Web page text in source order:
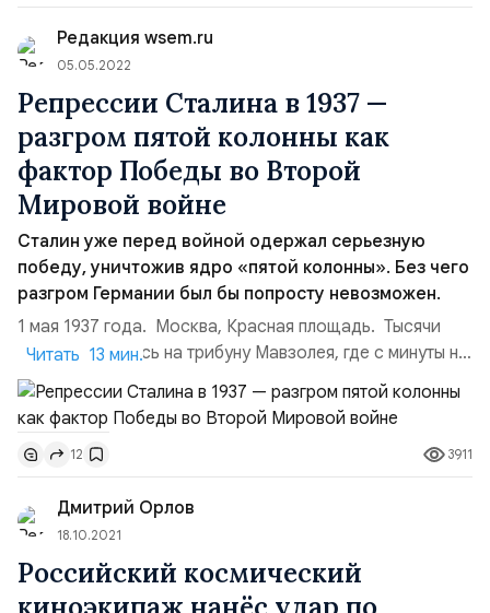
Кирсанов. (Из интервью с режиссёром фильма):Я с
детства был вдохновлён Индией и её великим сыном
— Махатмой Г...
Редакция wsem.ru
05.05.2022
Репрессии Сталина в 1937 —
разгром пятой колонны как
фактор Победы во Второй
Мировой войне
Сталин уже перед войной одержал серьезную
победу, уничтожив ядро «пятой колонны». Без чего
разгром Германии был бы попросту невозможен.
1 мая 1937 года. Москва, Красная площадь. Тысячи
глаз устремились на трибуну Мавзолея, где с минуты на
минуту должен был появиться человек, с чьим именем
люди связывают свои многочисленные победы и
достижения последних лет. Благодаря ему страна
поднялась из руин Гражданской войны и доказала
Западу своё право на существование, как сильное и
н...
Читать 13 мин.
12 3911
Дмитрий Орлов
18.10.2021
Российский космический